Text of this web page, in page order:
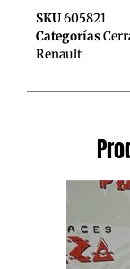
SKU605821
Categorías
Renault